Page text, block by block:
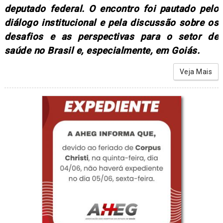
deputado federal. O encontro foi pautado pelo
diálogo institucional e pela discussão sobre os
desafios e as perspectivas para o setor de
saúde no Brasil e, especialmente, em Goiás.
Veja Mais